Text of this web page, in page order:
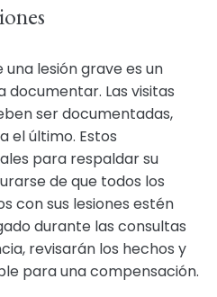
lesión grave es un
documentar. Las visitas
ser documentadas,
el último. Estos
para respaldar su
de que todos los
con sus lesiones estén
durante las consultas
revisarán los hechos y
para una compensación.